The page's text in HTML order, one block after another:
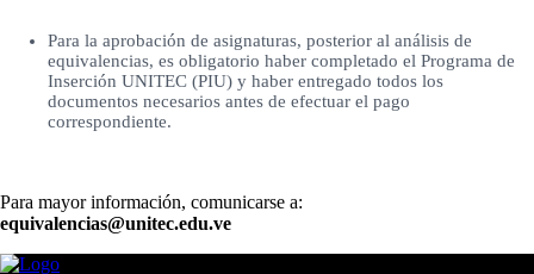
Para la aprobación de asignaturas, posterior al análisis de
equivalencias, es obligatorio haber completado el Programa de
Inserción UNITEC (PIU) y haber entregado todos los
documentos necesarios antes de efectuar el pago
correspondiente.
Para mayor información, comunicarse a:
equivalencias@unitec.edu.ve